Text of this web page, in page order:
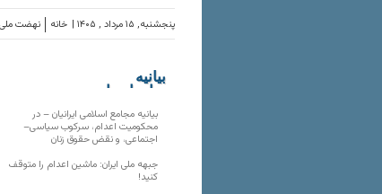
نهضت ملی خانه پنجشنبه, ۱۵ مرداد , ۱۴۰۵ |
بیانیه
سازمان‌های
بیانیه مجامع اسلامی ایرانیان – در
محکومیت اعدام، سرکوب سیاسی–
اجتماعی، و نقض حقوق زنان
جبهه ملی ایران: ماشین اعدام را متوقف
کنید!